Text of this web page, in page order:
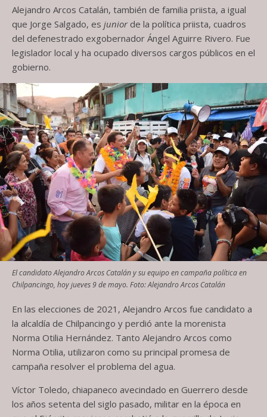
Alejandro Arcos Catalán, también de familia priista, a igual
que Jorge Salgado, es juniorde la política priista, cuadros
del defenestrado exgobernador Ángel Aguirre Rivero. Fue
legislador local y ha ocupado diversos cargos públicos en el
gobierno.
El candidato Alejandro Arcos Catalán y su equipo en campaña política en
Chilpancingo, hoy jueves 9 de mayo. Foto: Alejandro Arcos Catalán
En las elecciones de 2021, Alejandro Arcos fue candidato a
la alcaldía de Chilpancingo y perdió ante la morenista
Norma Otilia Hernández. Tanto Alejandro Arcos como
Norma Otilia, utilizaron como su principal promesa de
campaña resolver el problema del agua.
Víctor Toledo, chiapaneco avecindado en Guerrero desde
los años setenta del siglo pasado, militar en la época en